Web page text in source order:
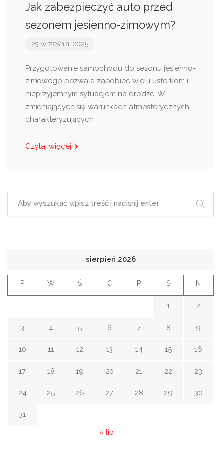
Jak zabezpieczyć auto przed
sezonem jesienno-zimowym?
29 września, 2025
Przygotowanie samochodu do sezonu jesienno-
zimowego pozwala zapobiec wielu usterkom i
nieprzyjemnym sytuacjom na drodze. W
zmieniających się warunkach atmosferycznych,
charakteryzujących
Czytaj więcej
sierpień 2026
P W Ś C P S N
1 2
3 4 5 6 7 8 9
10 11 12 13 14 15 16
17 18 19 20 21 22 23
24 25 26 27 28 29 30
31
« lip